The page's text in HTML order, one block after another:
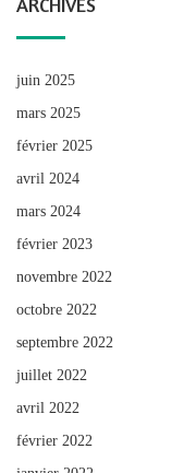
juin 2025
mars 2025
février 2025
avril 2024
mars 2024
février 2023
novembre 2022
octobre 2022
septembre 2022
juillet 2022
avril 2022
février 2022